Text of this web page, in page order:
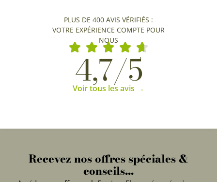
PLUS DE 400 AVIS VÉRIFIÉS :
VOTRE EXPÉRIENCE COMPTE POUR
NOUS
4,7/5
Voir tous les avis →
Recevez nos offres spéciales &
conseils...